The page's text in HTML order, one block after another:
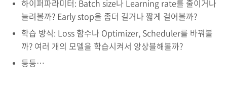
하이퍼파라미터: Batch size나 Learning rate를 줄이거나
늘려볼까? Early stop을 좀더 길거나 짧게 걸어볼까?
학습 방식: Loss 함수나 Optimizer, Scheduler를 바꿔볼
까? 여러 개의 모델을 학습시켜서 앙상블해볼까?
등등…